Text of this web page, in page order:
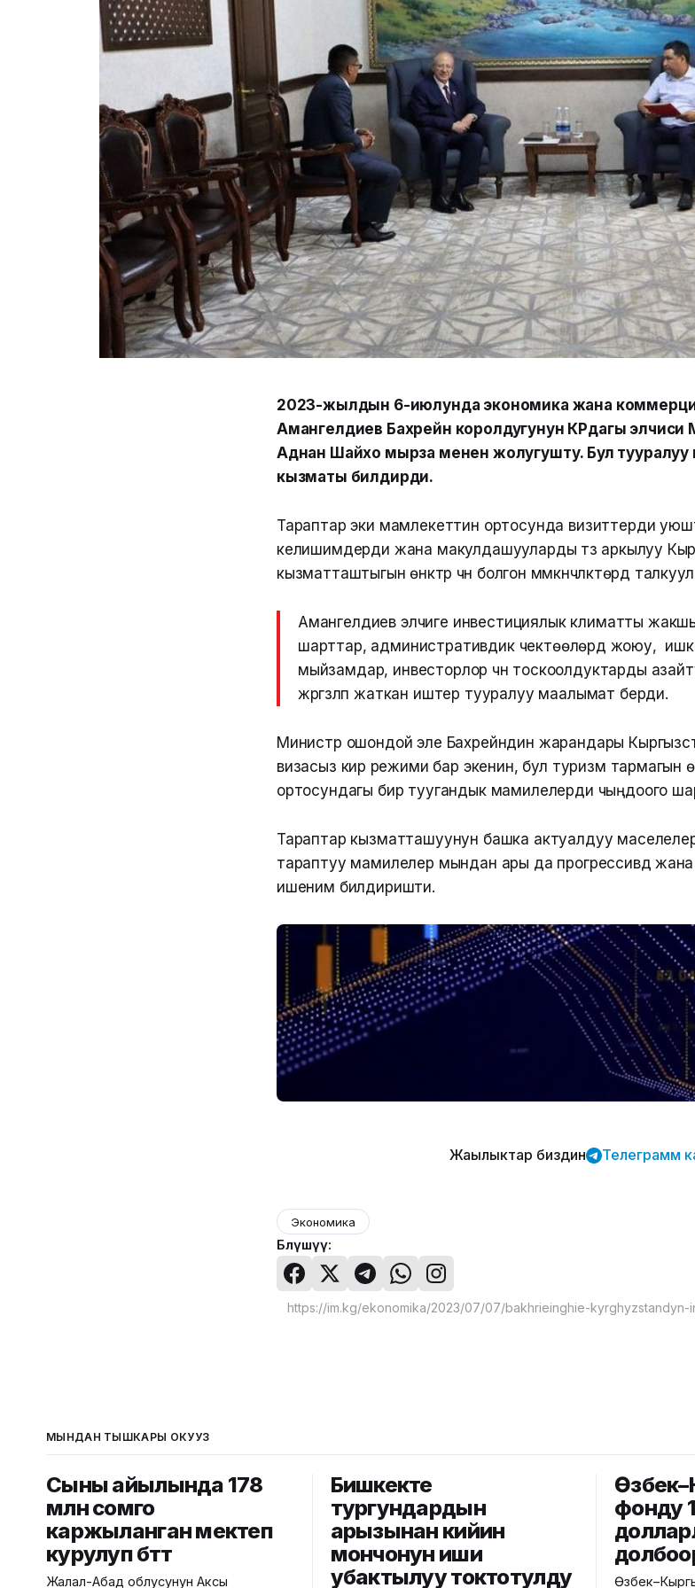
2023-жылдын 6-июлунда экономика жана
Амангелдиев Бахрейн королдугунун КРдагы
Аднан Шайхо мырза менен жолугушту. Бул
кызматы билдирди.
Тараптар эки мамлекеттин ортосунда визиттерди
келишимдерди жана макулдашууларды түзүү аркылуу
кызматташтыгын өнүктүрүү үчүн болгон мүмкүнчүлүктөрдү
Амангелдиев элчиге инвестициялык климатты
шарттар, административдик чектөөлөрдү жоюу,
мыйзамдар, инвесторлор үчүн тоскоолдуктарды
жүргүзүлүп жаткан иштер тууралуу маалымат берди.
Министр ошондой эле Бахрейндин жарандары
визасыз кирүү режими бар экенин, бул туризм тармагын
ортосундагы бир туугандык мамилелерди чыңдоого
Тараптар кызматташуунун башка актуалдуу
тараптуу мамилелер мындан ары да прогрессивдүү жана
ишеним билдиришти.
Жаңылыктар биздин Телеграмм
Экономика
Бөлүшүү:
МЫНДАН ТЫШКАРЫ ОКУҢУЗ
Сыны айылында 178
млн сомго
каржыланган мектеп
курулуп бүттү
Жалал-Абад облусунун Аксы
Бишкекте
тургундардын
арызынан кийин
мончонун иши
убактылуу токтотулду
фонду